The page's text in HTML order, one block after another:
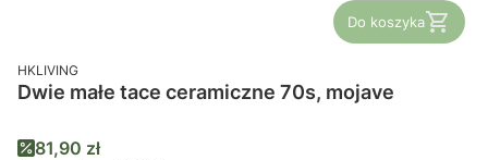
Do koszyka
PRODUCENT
HKLIVING
Dwie małe tace ceramiczne 70s, mojave
Cena promocyjna
81,90 zł